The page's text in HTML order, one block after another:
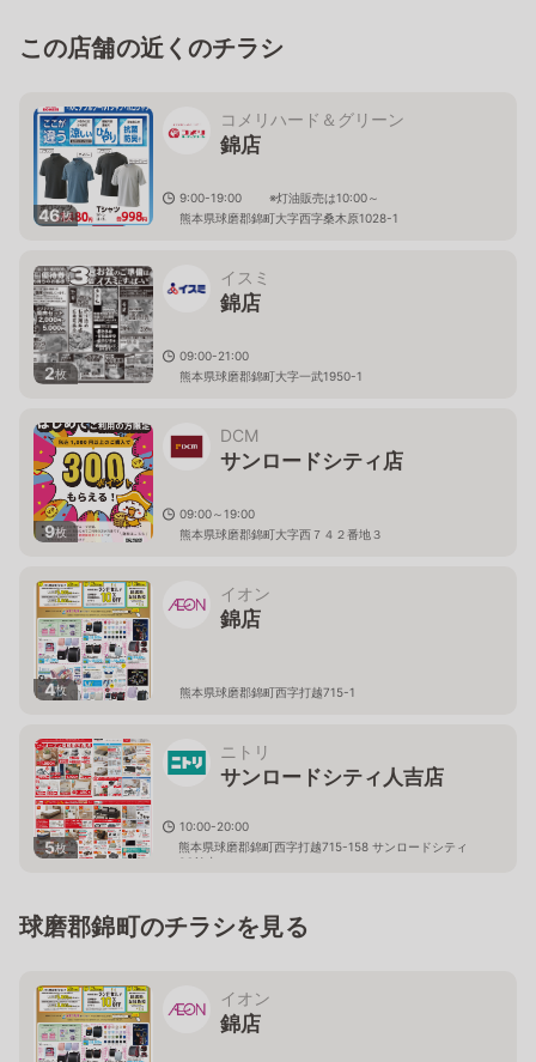
この店舗の近くのチラシ
46枚
コメリハード＆グリーン
錦店
9:00-19:00 ※灯油販売は10:00～
熊本県球磨郡錦町大字西字桑木原1028-1
2枚
イスミ
錦店
09:00-21:00
熊本県球磨郡錦町大字一武1950-1
9枚
DCM
サンロードシティ店
09:00～19:00
熊本県球磨郡錦町大字西７４２番地３
4枚
イオン
錦店
熊本県球磨郡錦町西字打越715-1
5枚
ニトリ
サンロードシティ人吉店
10:00-20:00
熊本県球磨郡錦町西字打越715-158 サンロードシティ
SC館内
球磨郡錦町のチラシを見る
イオン
錦店